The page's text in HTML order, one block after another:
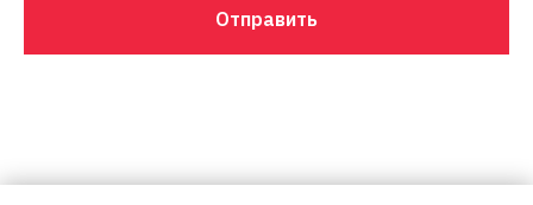
Отправить